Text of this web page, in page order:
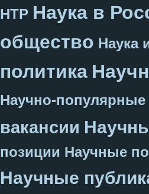
НТР Наука в
общество Наука
политика
Научно-
вакансии
позиции Научные
Научные